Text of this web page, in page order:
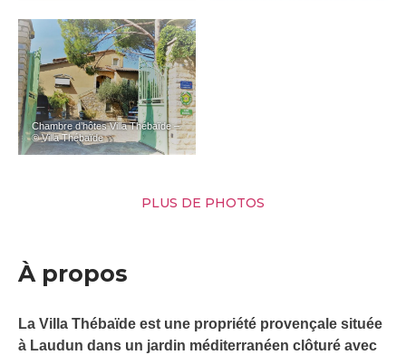
Chambre d’hôtes Villa Thébaïde –
© Villa Thébaïde
PLUS DE PHOTOS
À propos
La Villa Thébaïde est une propriété provençale située
à Laudun dans un jardin méditerranéen clôturé avec